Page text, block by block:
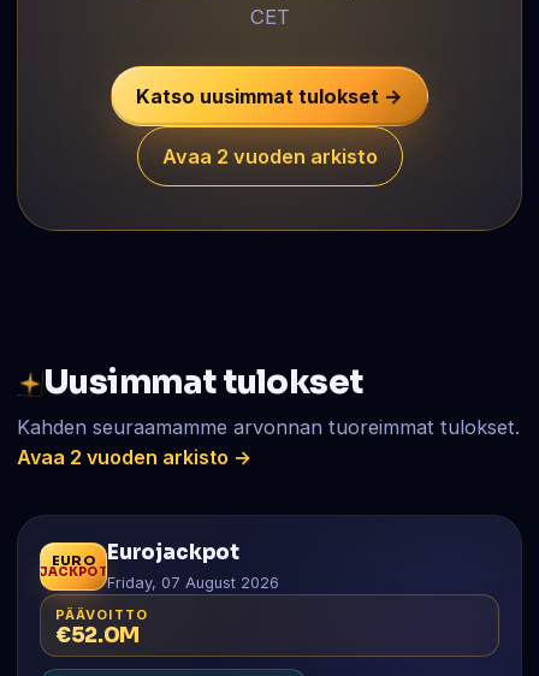
CET
Katso uusimmat tulokset →
Avaa 2 vuoden arkisto
Uusimmat tulokset
Kahden seuraamamme arvonnan tuoreimmat tulokset.
Avaa 2 vuoden arkisto →
EURO
JACKPOT
Eurojackpot
Friday, 07 August 2026
PÄÄVOITTO
€52.0M